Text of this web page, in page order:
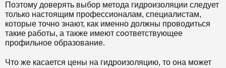
Поэтому доверять выбор метода гидроизоляции следует
только настоящим профессионалам, специалистам,
которые точно знают, как именно должны проводиться
такие работы, а также имеют соответствующее
профильное образование.
Что же касается цены на гидроизоляцию, то она может